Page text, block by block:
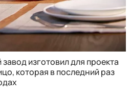
изготовил для проекта
которая в последний раз